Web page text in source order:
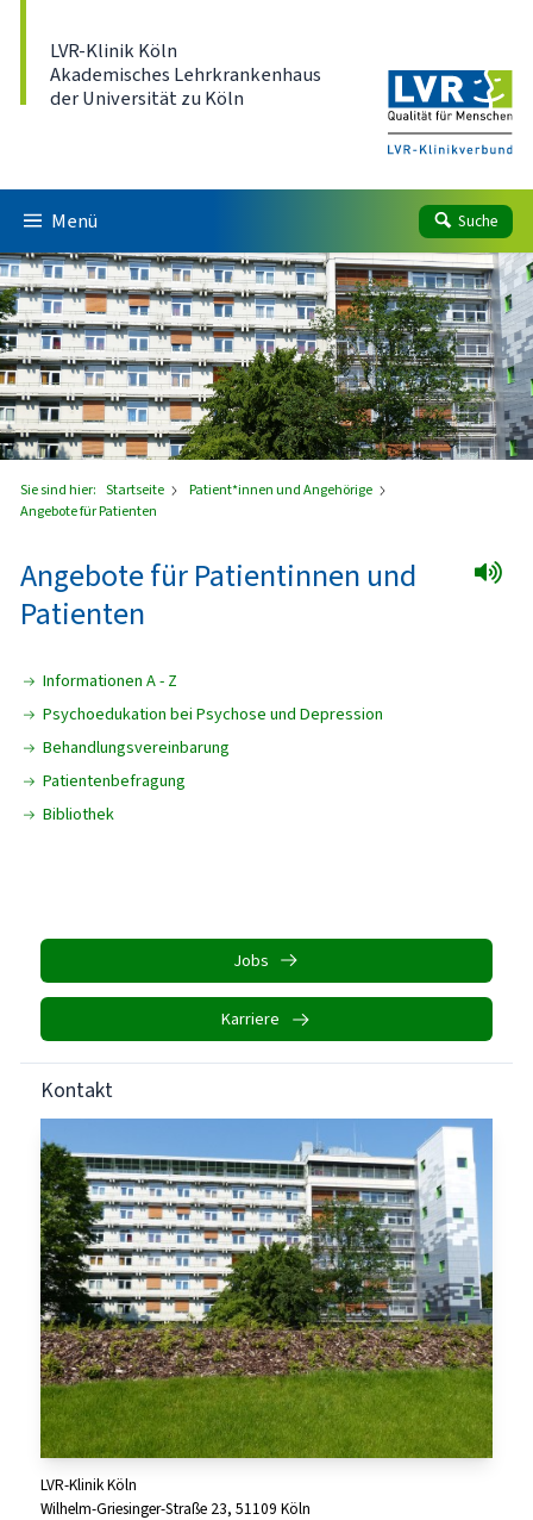
LVR-Klinik Köln
Akademisches Lehrkrankenhaus
der Universität zu Köln
Menü Suche
Sie sind hier: Startseite
Patient*innen und Angehörige
Angebote für Patienten
Angebote für Patientinnen und
Patienten
Informationen A - Z
Psychoedukation bei Psychose und Depression
Behandlungsvereinbarung
Patientenbefragung
Bibliothek
Jobs
Karriere
Kontakt
LVR-Klinik Köln
Wilhelm-Griesinger-Straße 23, 51109 Köln